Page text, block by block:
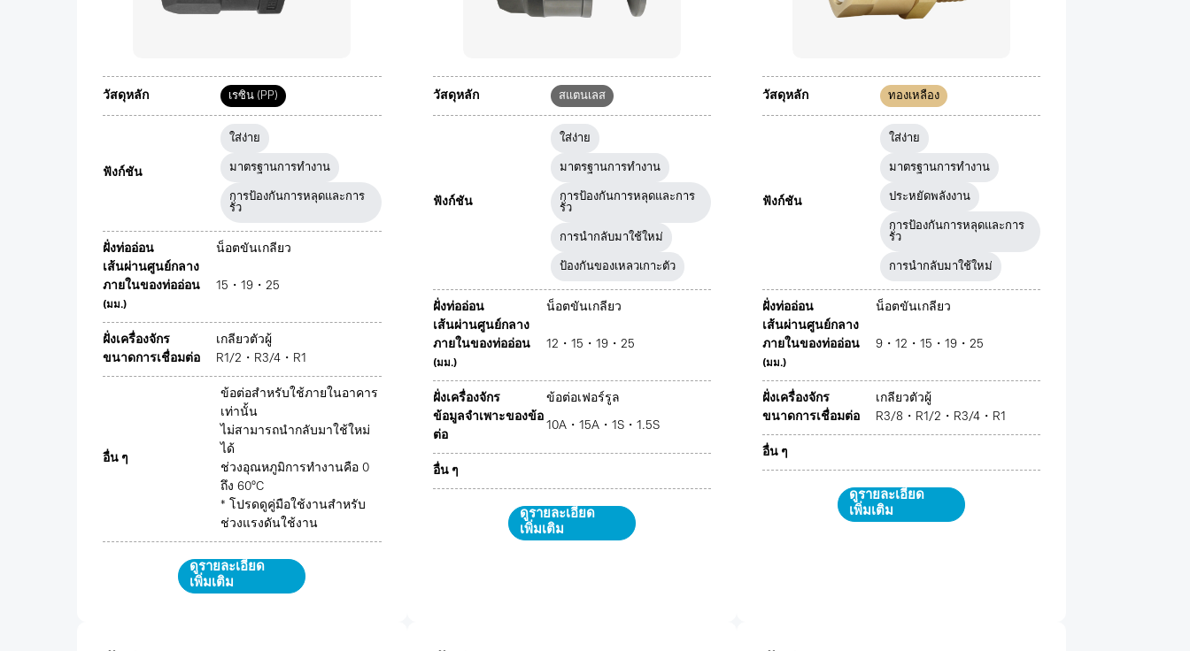
วัสดุหลัก เรซิน (PP)
ฟังก์ชัน
ใส่ง่าย
มาตรฐานการทำงาน
การป้องกันการหลุดและการ
รั่ว
ฝั่งท่ออ่อน
น็อตขันเกลียว
เส้นผ่านศูนย์กลาง
ภายในของท่ออ่อน
(มม.)
15・19・25
ฝั่งเครื่องจักร
เกลียวตัวผู้
ขนาดการเชื่อมต่อ
R1/2・R3/4・R1
อื่น ๆ
ข้อต่อสำหรับใช้ภายในอาคาร
เท่านั้น
ไม่สามารถนำกลับมาใช้ใหม่
ได้
ช่วงอุณหภูมิการทำงานคือ 0
ถึง 60°C
* โปรดดูคู่มือใช้งานสำหรับ
ช่วงแรงดันใช้งาน
ดูรายละเอียด
เพิ่มเติม
วัสดุหลัก สแตนเลส
ฟังก์ชัน
ใส่ง่าย
มาตรฐานการทำงาน
การป้องกันการหลุดและการ
รั่ว
การนำกลับมาใช้ใหม่
ป้องกันของเหลวเกาะตัว
ฝั่งท่ออ่อน
น็อตขันเกลียว
เส้นผ่านศูนย์กลาง
ภายในของท่ออ่อน
(มม.)
12・15・19・25
ฝั่งเครื่องจักร
ข้อต่อเฟอร์รูล
ข้อมูลจำเพาะของข้อ
ต่อ
10A・15A・1S・1.5S
อื่น ๆ
ดูรายละเอียด
เพิ่มเติม
วัสดุหลัก ทองเหลือง
ฟังก์ชัน
ใส่ง่าย
มาตรฐานการทำงาน
ประหยัดพลังงาน
การป้องกันการหลุดและการ
รั่ว
การนำกลับมาใช้ใหม่
ฝั่งท่ออ่อน
น็อตขันเกลียว
เส้นผ่านศูนย์กลาง
ภายในของท่ออ่อน
(มม.)
9・12・15・19・25
ฝั่งเครื่องจักร
เกลียวตัวผู้
ขนาดการเชื่อมต่อ
R3/8・R1/2・R3/4・R1
อื่น ๆ
ดูรายละเอียด
เพิ่มเติม